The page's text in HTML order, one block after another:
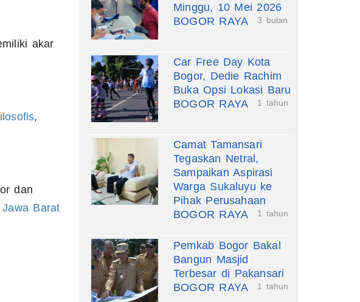
akar
,
dan
Jawa Barat
Minggu, 10 Mei 2026
BOGOR RAYA
3 bulan
Car Free Day Kota
Bogor, Dedie Rachim
Buka Opsi Lokasi Baru
BOGOR RAYA
1 tahun
Camat Tamansari
Tegaskan Netral,
Sampaikan Aspirasi
Warga Sukaluyu ke
Pihak Perusahaan
BOGOR RAYA
1 tahun
Pemkab Bogor Bakal
Bangun Masjid
Terbesar di Pakansari
BOGOR RAYA
1 tahun